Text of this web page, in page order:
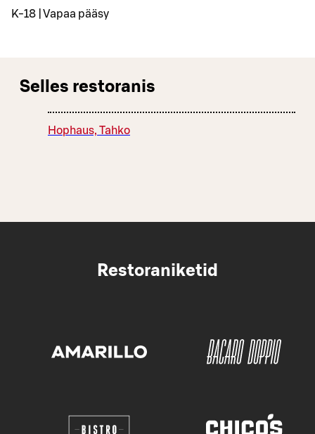
K-18 | Vapaa pääsy
Selles restoranis
Hophaus, Tahko
Restoraniketid